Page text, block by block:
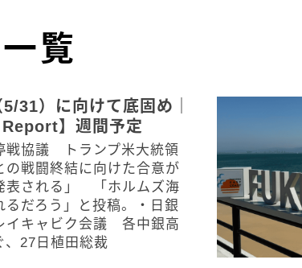
覧
31）に向けて底固め｜
Report】週間予定
戦協議 トランプ米大統領
の戦闘終結に向けた合意が
表される」 「ホルムズ海
るだろう」と投稿。・日銀
イキャビク会議 各中銀高
、27日植田総裁